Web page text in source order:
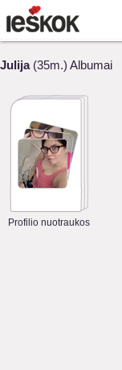
Julija(35m.) Albumai
Profilio nuotraukos